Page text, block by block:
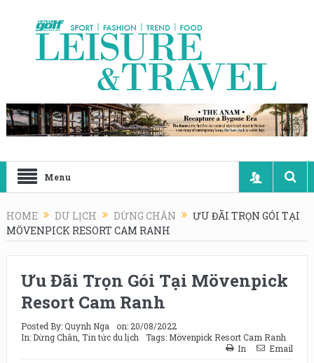
Menu
HOME DU LỊCH DỪNG CHÂN
ƯU ĐÃI TRỌN GÓI TẠI
MÖVENPICK RESORT CAM RANH
Ưu Đãi Trọn Gói Tại Mövenpick
Resort Cam Ranh
Posted By:Quynh Nga on: 20/08/2022
In: Dừng Chân Tin tức du lịch Tags: Mövenpick Resort Cam Ranh
In
Email